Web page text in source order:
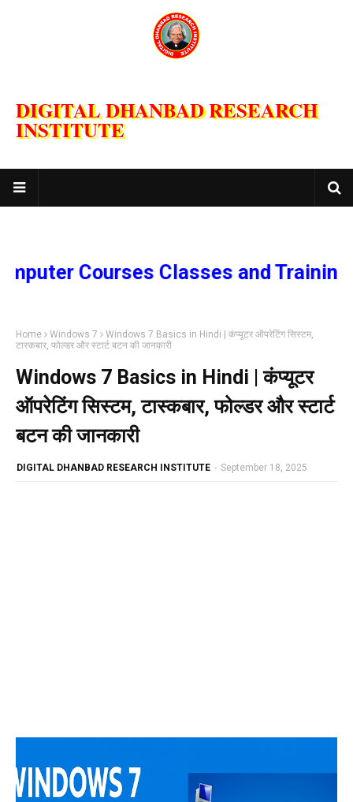
DIGITAL DHANBAD RESEARCH
INSTITUTE
Courses Classes and Training
Home Windows 7
Windows 7 Basics in Hindi | कंप्यूटर ऑपरेटिंग सिस्टम,
टास्कबार, फोल्डर और स्टार्ट बटन की जानकारी
Windows 7 Basics in Hindi | कंप्यूटर
ऑपरेटिंग सिस्टम, टास्कबार, फोल्डर और स्टार्ट
बटन की जानकारी
DIGITAL DHANBAD RESEARCH INSTITUTE - September 18, 2025